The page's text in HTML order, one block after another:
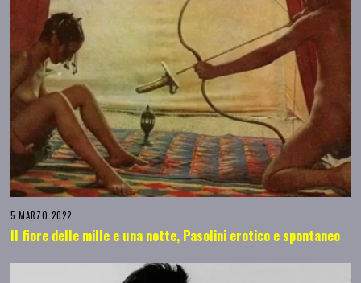
5 MARZO 2022
Il fiore delle mille e una notte, Pasolini erotico e spontaneo